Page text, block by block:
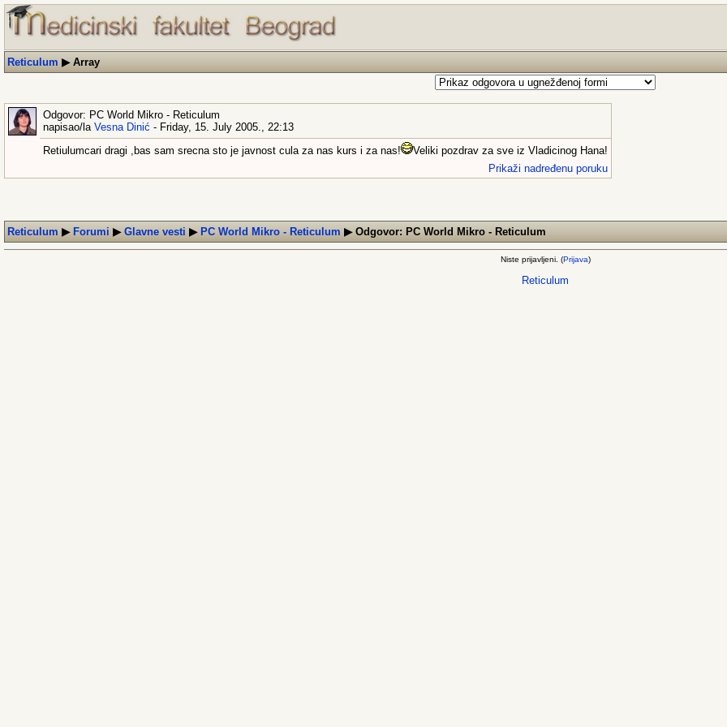
Reticulum ▶Array
Odgovor: PC World Mikro - Reticulum
napisao/la Vesna Dinić - Friday, 15. July 2005., 22:13
Retiulumcari dragi ,bas sam srecna sto je javnost cula za nas kurs i za nas!
Veliki pozdrav za sve iz Vladicinog Hana!
Prikaži nadređenu poruku
Reticulum ▶ Forumi ▶ Glavne vesti ▶ PC World Mikro - Reticulum ▶Odgovor: PC World Mikro - Reticulum
Niste prijavljeni. (Prijava)
Reticulum